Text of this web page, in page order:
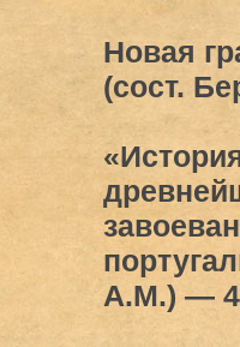
Новая
(сост.
А.М.) —